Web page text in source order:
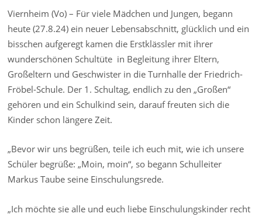
Viernheim (Vo) – Für viele Mädchen und Jungen, begann
heute (27.8.24) ein neuer Lebensabschnitt, glücklich und ein
bisschen aufgeregt kamen die Erstklässler mit ihrer
wunderschönen Schultüte in Begleitung ihrer Eltern,
Großeltern und Geschwister in die Turnhalle der Friedrich-
Fröbel-Schule. Der 1. Schultag, endlich zu den „Großen“
gehören und ein Schulkind sein, darauf freuten sich die
Kinder schon längere Zeit.
„Bevor wir uns begrüßen, teile ich euch mit, wie ich unsere
Schüler begrüße: „Moin, moin“, so begann Schulleiter
Markus Taube seine Einschulungsrede.
„Ich möchte sie alle und euch liebe Einschulungskinder recht